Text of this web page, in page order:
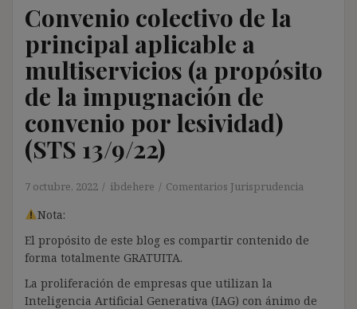
Convenio colectivo de la
principal aplicable a
multiservicios (a propósito
de la impugnación de
convenio por lesividad)
(STS 13/9/22)
7 octubre, 2022 ibdehere Comentarios Jurisprudencia
Nota:
El propósito de este blog es compartir contenido de
forma totalmente GRATUITA.
La proliferación de empresas que utilizan la
Inteligencia Artificial Generativa (IAG) con ánimo de